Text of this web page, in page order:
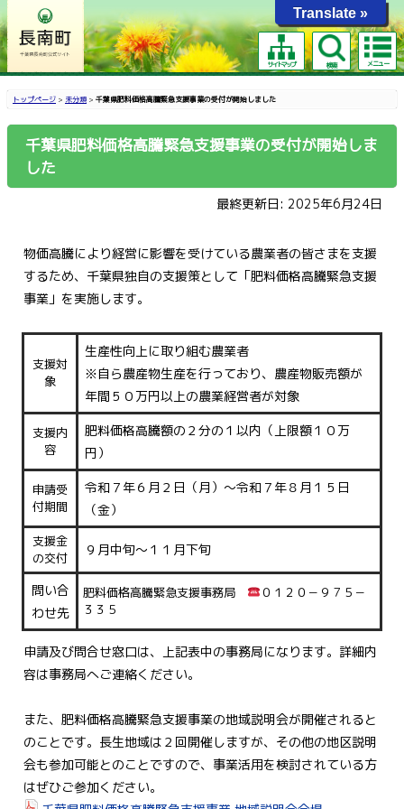
サイトマップ 検索 メニュー
トップページ > 未分類 > 千葉県肥料価格高騰緊急支援事業の受付が開始しました
千葉県肥料価格高騰緊急支援事業の受付が開始しま
した
最終更新日: 2025年6月24日
物価高騰により経営に影響を受けている農業者の皆さまを支援
するため、千葉県独自の支援策として「肥料価格高騰緊急支援
事業」を実施します。
支援対
象
生産性向上に取り組む農業者
※自ら農産物生産を行っており、農産物販売額が
年間５０万円以上の農業経営者が対象
支援内
容
肥料価格高騰額の２分の１以内（上限額１０万
円）
申請受
付期間
令和７年６月２日（月）～令和７年８月１５日
（金）
支援金
の交付
９月中旬～１１月下旬
問い合
わせ先
肥料価格高騰緊急支援事務局
０１２０－９７５－
３３５
申請及び問合せ窓口は、上記表中の事務局になります。詳細内
容は事務局へご連絡ください。
また、肥料価格高騰緊急支援事業の地域説明会が開催されると
のことです。長生地域は２回開催しますが、その他の地区説明
会も参加可能とのことですので、事業活用を検討されている方
はぜひご参加ください。
Translate »